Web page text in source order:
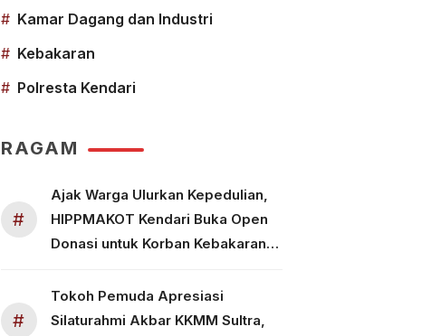
# Kamar Dagang dan Industri
# Kebakaran
# Polresta Kendari
RAGAM
#
Ajak Warga Ulurkan Kepedulian,
HIPPMAKOT Kendari Buka Open
Donasi untuk Korban Kebakaran
#
Tokoh Pemuda Apresiasi
Silaturahmi Akbar KKMM Sultra,